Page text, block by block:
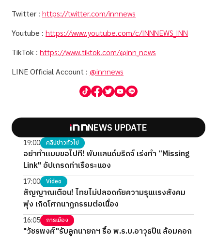
Twitter : https://twitter.com/innnews
Youtube : https://www.youtube.com/c/INNNEWS_INN
TikTok : https://www.tiktok.com/@inn_news
LINE Official Account : @innnews
NEWS UPDATE
19:00 คลิปข่าวทั่วไป
อย่าทำแบบขอไปที! พับแลนด์บริดจ์ เร่งทำ “Missing
Link" อัปเกรดท่าเรือระนอง
17:00 Video
สัญญาณเตือน! ไทยไม่ปลอดภัยความรุนแรงสังคม
พุ่ง เกิดโศกนาฏกรรมต่อเนื่อง
16:05 การเมือง
"วัชรพงศ์"รับลูกนายกฯ รื้อ พ.ร.บ.อาวุธปืน ล้อมคอก